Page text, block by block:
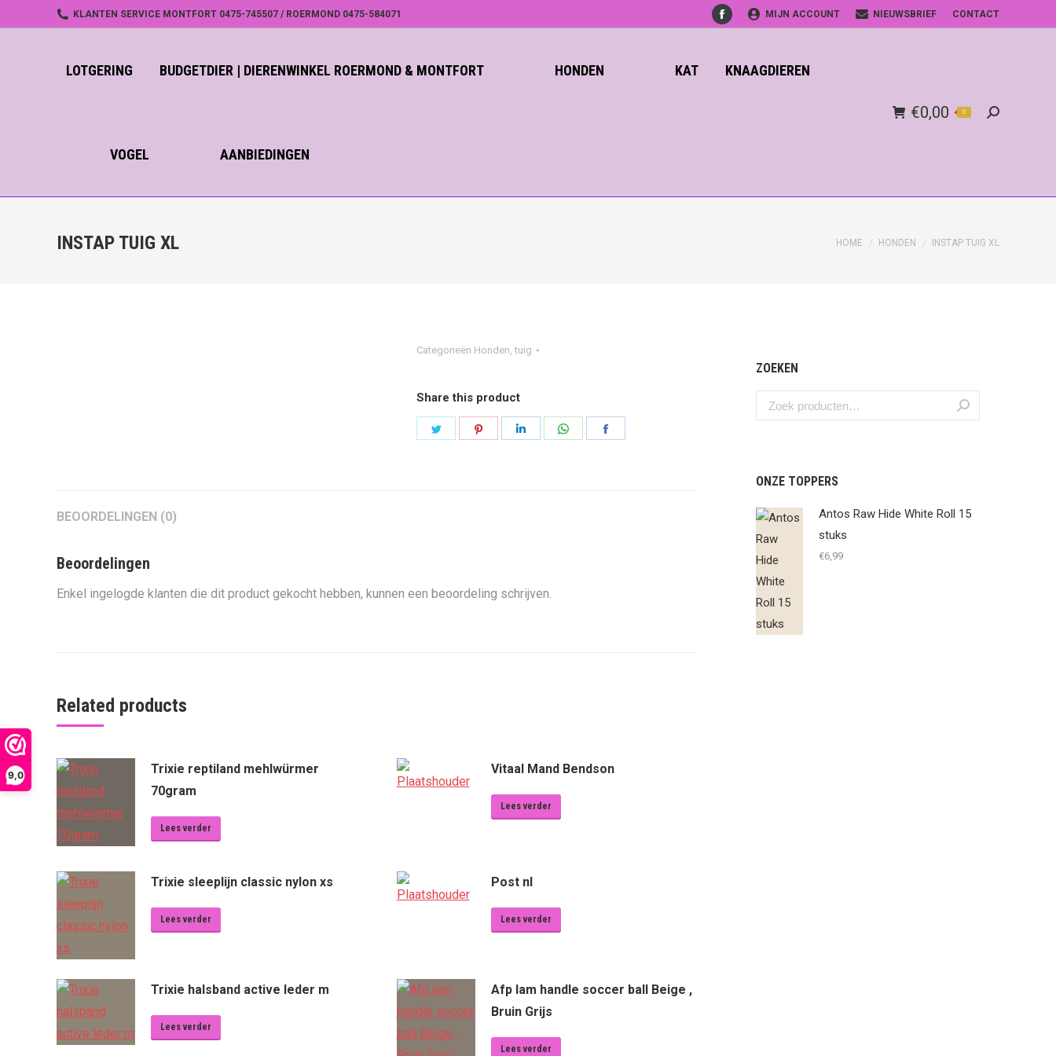
9,0
KLANTEN SERVICE MONTFORT 0475-745507 / ROERMOND 0475-584071
Facebook
MIJN ACCOUNT NIEUWSBRIEF CONTACT
LOTGERING BUDGETDIER | DIERENWINKEL ROERMOND & MONTFORT HONDEN KAT KNAAGDIEREN
VOGEL AANBIEDINGEN
€0,00 0 Search:
INSTAP TUIG XL HOME HONDEN INSTAP TUIG XL
Categorieën Honden,tuig
Share this product
Share
Share
BEOORDELINGEN (0)
Beoordelingen
Enkel ingelogde klanten die dit product gekocht hebben, kunnen een beoordeling schrijven.
Related products
Trixie reptiland mehlwürmer
70gram
Lees verder
Vitaal Mand Bendson
Lees verder
Trixie sleeplijn classic nylon xs
Lees verder
Post nl
Lees verder
Trixie halsband active leder m
Lees verder
Afp lam handle soccer ball Beige ,
Bruin Grijs
Lees verder
ZOEKEN
ONZE TOPPERS
Antos Raw Hide White Roll 15
stuks
€6,99